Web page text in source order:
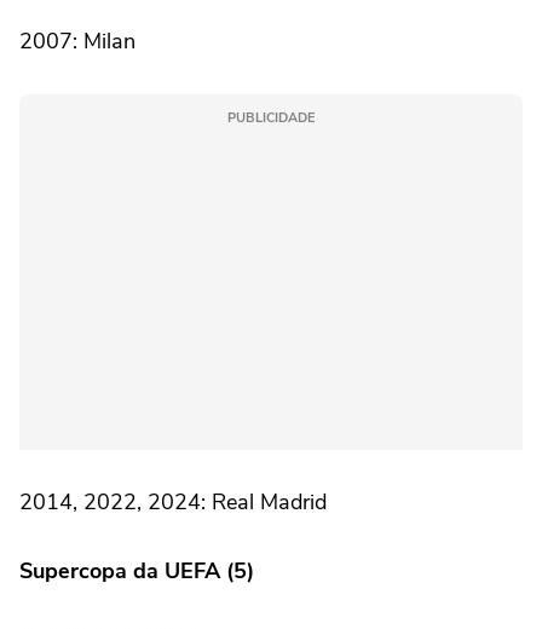
2007: Milan
PUBLICIDADE
2014, 2022, 2024: Real Madrid
Supercopa da UEFA (5)